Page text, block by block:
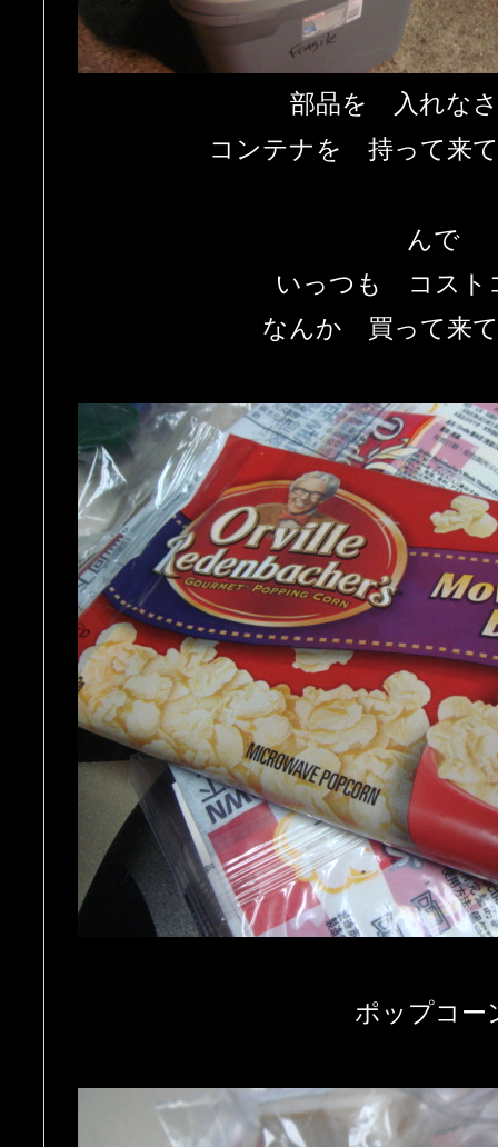
部品を 入れな
コンテナを 持って来
んで
いっつも コス
なんか 買って来
ポップコー